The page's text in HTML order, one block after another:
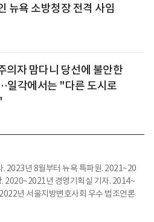
뉴욕 소방청장 전격 사임
의자 맘다니 당선에 불안한
일각에서는 "다른 도시로
2023년 8월부터 뉴욕 특파원. 2021~20
2020~2021년 경영기획실 기자. 2014~
년 서울지방변호사회 우수 법조언론